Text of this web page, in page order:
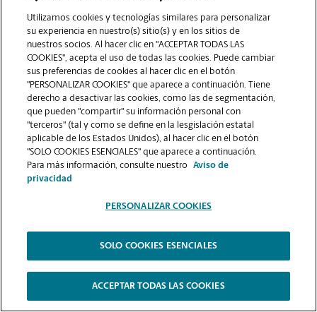
VER LA PÁGINA DE LA TIENDA
2026.
The UPS Store | Aviso de Privacidad | Términos de Uso del Sitio Web |
Contraste Alto
Utilizamos cookies y tecnologías similares para personalizar
su experiencia en nuestro(s) sitio(s) y en los sitios de
nuestros socios. Al hacer clic en "ACCEPTAR TODAS LAS
COOKIES", acepta el uso de todas las cookies. Puede cambiar
sus preferencias de cookies al hacer clic en el botón
"PERSONALIZAR COOKIES" que aparece a continuación. Tiene
derecho a desactivar las cookies, como las de segmentación,
que pueden "compartir" su información personal con
"terceros" (tal y como se define en la lesgislación estatal
aplicable de los Estados Unidos), al hacer clic en el botón
"SOLO COOKIES ESENCIALES" que aparece a continuación.
Para más información, consulte nuestro
Aviso de
privacidad
PERSONALIZAR COOKIES
SOLO COOKIES ESENCIALES
ACCEPTAR TODAS LAS COOKIES